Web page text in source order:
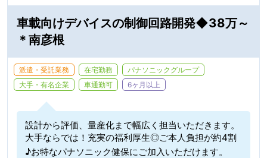
車載向けデバイスの制御回路開発◆38万～
＊南彦根
派遣・受託業務 在宅勤務
パナソニックグループ
大手・有名企業
車通勤可 6ヶ月以上
設計から評価、量産化まで幅広く担当いただきます。
大手ならでは！充実の福利厚生◎ご本人負担が約4割
♪お特なパナソニック健保にご加入いただけます。